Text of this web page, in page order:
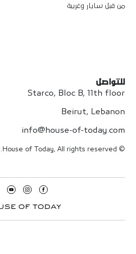
من قبل سايار وغريبة
للتواصل
Starco, Bloc B, 11th floor
Beirut, Lebanon
info@house-of-today.com
© House of Today, All rights reserved.